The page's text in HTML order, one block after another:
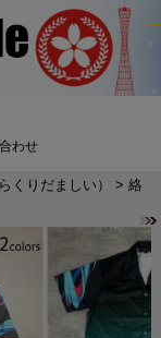
わせ
くりだましい）
> 絡